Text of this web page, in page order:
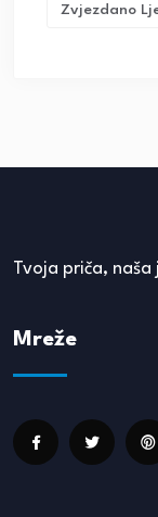
Zvjezdano
Tvoja priča, naša
Mreže